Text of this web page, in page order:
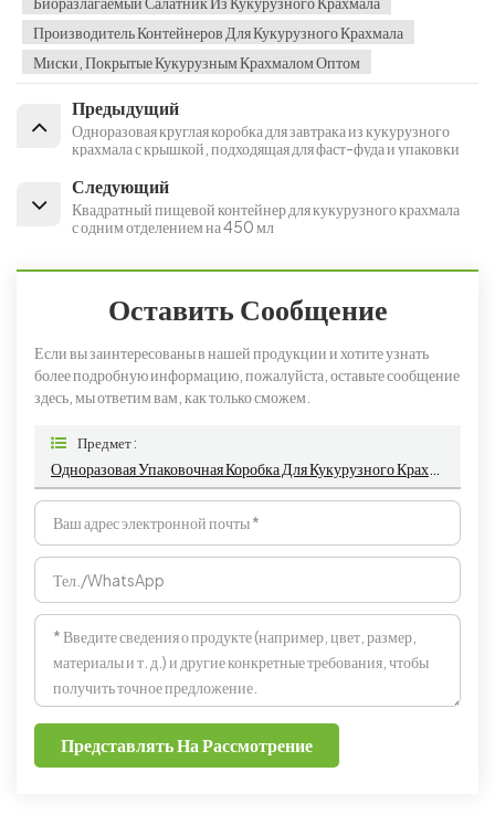
Производитель Контейнеров Для Кукурузного Крахмала
Миски, Покрытые Кукурузным Крахмалом Оптом
Предыдущий
Одноразовая круглая коробка для завтрака из кукурузного
крахмала с крышкой, подходящая для фаст-фуда и упаковки
Следующий
Квадратный пищевой контейнер для кукурузного крахмала
с одним отделением на 450 мл
Оставить Сообщение
Если вы заинтересованы в нашей продукции и хотите узнать
более подробную информацию, пожалуйста, оставьте сообщение
здесь, мы ответим вам, как только сможем.
Предмет :
Представлять На Рассмотрение